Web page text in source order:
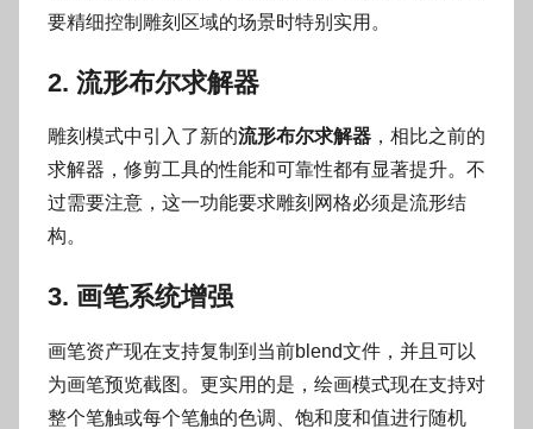
要精细控制雕刻区域的场景时特别实用。
2. 流形布尔求解器
雕刻模式中引入了新的流形布尔求解器 ，相比之前的
求解器，修剪工具的性能和可靠性都有显著提升。不
过需要注意，这一功能要求雕刻网格必须是流形结
构。
3. 画笔系统增强
画笔资产现在支持复制到当前blend文件，并且可以
为画笔预览截图。更实用的是，绘画模式现在支持对
整个笔触或每个笔触的色调、饱和度和值进行随机